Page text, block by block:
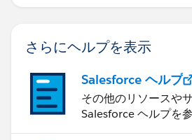
さらにヘルプを表示
Salesforce ヘルプ
その他のリソースや
Salesforce ヘルプを